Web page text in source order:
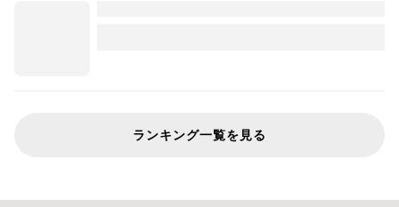
ランキング一覧を見る